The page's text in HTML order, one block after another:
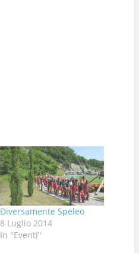
Diversamente Speleo
8 Luglio 2014
In "Eventi"